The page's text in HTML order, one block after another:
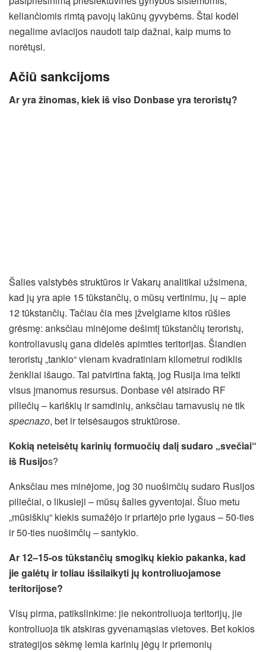
keliančiomis rimtą pavojų lakūnų gyvybėms. Štai kodėl
negalime aviacijos naudoti taip dažnai, kaip mums to
norėtųsi.
Ačiū sankcijoms
Ar yra žinomas, kiek iš viso Donbase yra teroristų?
Šalies valstybės struktūros ir Vakarų analitikai užsimena,
kad jų yra apie 15 tūkstančių, o mūsų vertinimu, jų – apie
12 tūkstančių. Tačiau čia mes įžvelgiame kitos rūšies
grėsmę: anksčiau minėjome dešimtį tūkstančių teroristų,
kontroliavusių gana didelės apimties teritorijas. Šiandien
teroristų „tankio“ vienam kvadratiniam kilometrui rodiklis
ženkliai išaugo. Tai patvirtina faktą, jog Rusija ima telkti
visus įmanomus resursus. Donbase vėl atsirado RF
piliečių – kariškių ir samdinių, anksčiau tarnavusių ne tik
specnazo, bet ir teisėsaugos struktūrose.
Kokią neteisėtų karinių formuočių dalį sudaro „svečiai“
iš Rusijos?
Anksčiau mes minėjome, jog 30 nuošimčių sudaro Rusijos
piliečiai, o likusieji – mūsų šalies gyventojai. Šiuo metu
„mūsiškių“ kiekis sumažėjo ir priartėjo prie lygaus – 50-ties
ir 50-ties nuošimčių – santykio.
Ar 12–15-os tūkstančių smogikų kiekio pakanka, kad
jie galėtų ir toliau išsilaikyti jų kontroliuojamose
teritorijose?
Visų pirma, patikslinkime: jie nekontroliuoja teritorijų, jie
kontroliuoja tik atskiras gyvenamąsias vietoves. Bet kokios
strategijos sėkmę lemia karinių jėgų ir priemonių